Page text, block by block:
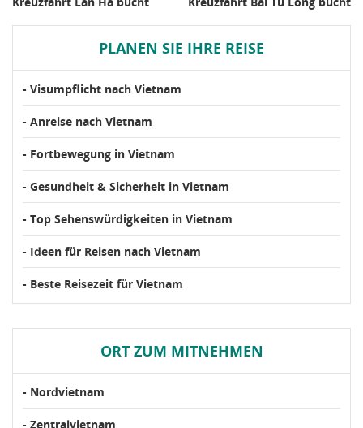
PLANEN SIE IHRE REISE
- Visumpflicht nach Vietnam
- Anreise nach Vietnam
- Fortbewegung in Vietnam
- Gesundheit & Sicherheit in Vietnam
- Top Sehenswürdigkeiten in Vietnam
- Ideen für Reisen nach Vietnam
- Beste Reisezeit für Vietnam
ORT ZUM MITNEHMEN
- Nordvietnam
- Zentralvietnam